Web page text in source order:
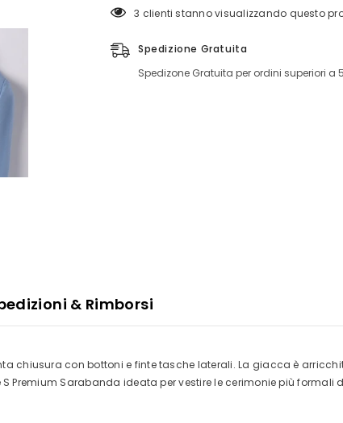
3 clienti stanno visualizzando questo
Spedizione Gratuita
Spedizone Gratuita per ordini superiori a
& Rimborsi
chiusura con bottoni e finte tasche laterali. La giacca è
Premium Sarabanda ideata per vestire le cerimonie più formali